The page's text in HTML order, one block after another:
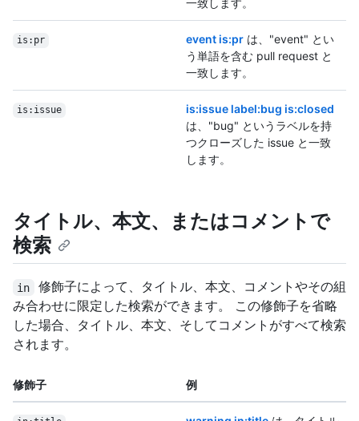
一致します。
is:pr event is:pr は、"event" とい
う単語を含む pull request と
一致します。
is:issue
is:issue label:bug is:closed
は、"bug" というラベルを持
つクローズした issue と一致
します。
タイトル、本文、またはコメントで
検索
in
修飾子によって、タイトル、本文、コメントやその組
み合わせに限定した検索ができます。 この修飾子を省略
した場合、タイトル、本文、そしてコメントがすべて検索
されます。
修飾子 例